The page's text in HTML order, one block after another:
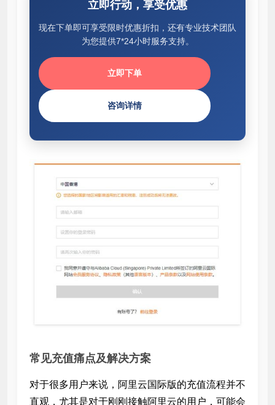
立即行动，享受优惠
现在下单即可享受限时优惠折扣，还有专业技术团队
为您提供7*24小时服务支持。
立即下单
咨询详情
常见充值痛点及解决方案
对于很多用户来说，阿里云国际版的充值流程并不
直观，尤其是对于刚刚接触阿里云的用户，可能会